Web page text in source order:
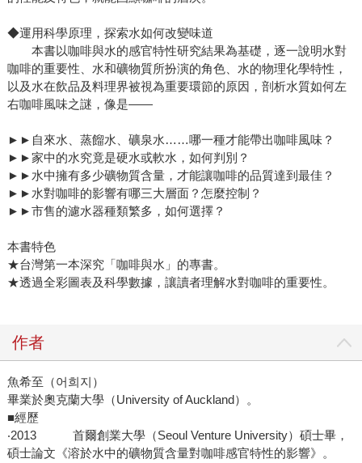
◆運用科學原理，探索水如何改變味道
本書以咖啡與水的感官特性研究結果為基礎，逐一說明水對
咖啡的重要性、水和礦物質所扮演的角色、水的物理化學特性，
以及水在飲品及料理界被視為重要環節的原因，剖析水質如何左
右咖啡風味之謎，像是——
►►自來水、蒸餾水、礦泉水……哪一種才能帶出咖啡風味？
►►家中的水究竟是硬水或軟水，如何判別？
►►水中擁有多少礦物質含量，才能讓咖啡的品質達到最佳？
►►水對咖啡的影響有哪三大層面？怎麼控制？
►►市售的濾水器種類繁多，如何選擇？
本書特色
★台灣第一本深究「咖啡與水」的專書。
★透過全彩圖表及科學數據，讓讀者理解水對咖啡的重要性。
作者
魚希至（어희지）
畢業於奧克蘭大學（University of Auckland）。
■經歷
‧2013 首爾創業大學（Seoul Venture University）碩士畢，
碩士論文《溶於水中的礦物質含量對咖啡感官特性的影響》。